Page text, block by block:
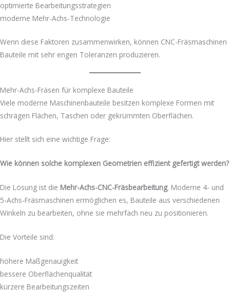
optimierte Bearbeitungsstrategien
moderne Mehr-Achs-Technologie
Wenn diese Faktoren zusammenwirken, können CNC-Fräsmaschinen
Bauteile mit sehr engen Toleranzen produzieren.
Mehr-Achs-Fräsen für komplexe Bauteile
Viele moderne Maschinenbauteile besitzen komplexe Formen mit
schrägen Flächen, Taschen oder gekrümmten Oberflächen.
Hier stellt sich eine wichtige Frage:
Wie können solche komplexen Geometrien effizient gefertigt werden?
Die Lösung ist die Mehr-Achs-CNC-Fräsbearbeitung. Moderne 4- und
5-Achs-Fräsmaschinen ermöglichen es, Bauteile aus verschiedenen
Winkeln zu bearbeiten, ohne sie mehrfach neu zu positionieren.
Die Vorteile sind:
höhere Maßgenauigkeit
bessere Oberflächenqualität
kürzere Bearbeitungszeiten